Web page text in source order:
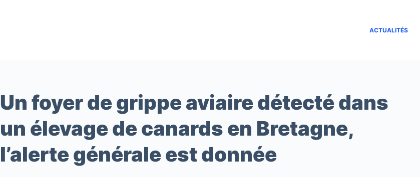
ACTUALITÉS
Un foyer de grippe aviaire détecté dans
un élevage de canards en Bretagne,
l’alerte générale est donnée